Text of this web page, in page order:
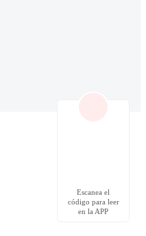
Escanea el
código para leer
en la APP